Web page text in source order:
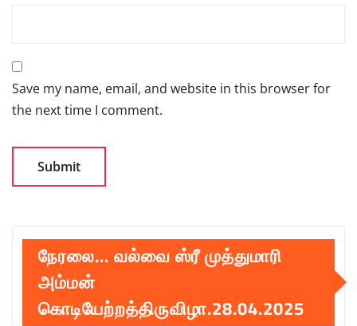
Save my name, email, and website in this browser for
the next time I comment.
நேரலை… வல்வை ஸ்ரீ முத்துமாரி
அம்மன்
கொடியேற்றத்திருவிழா.28.04.2025